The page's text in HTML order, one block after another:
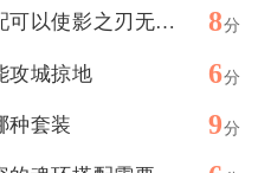
为何选择哪种技能搭配可以使影之刃无锋更强大 8分
攻城掠地 6分
种套装 9分